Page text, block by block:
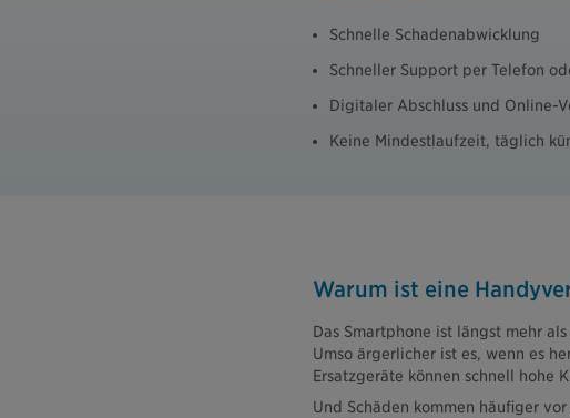
Schnelle Schadenabwicklung
Schneller Support per Telefon
Digitaler Abschluss und Online-
Keine Mindestlaufzeit, täglich
Warum ist eine
Das Smartphone ist längst mehr
Umso ärgerlicher ist es, wenn es
Ersatzgeräte können schnell hohe
Und Schäden kommen häufiger